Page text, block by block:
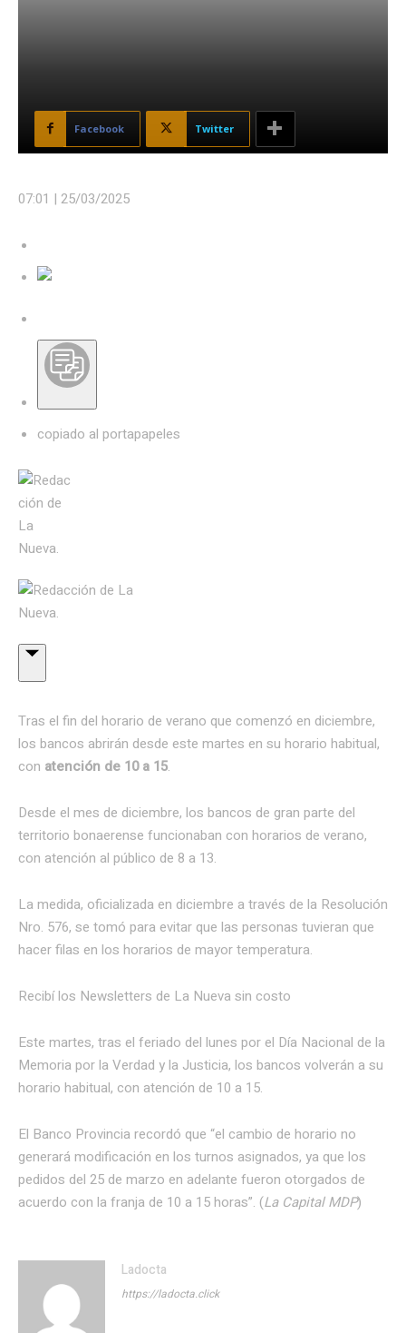
Facebook Twitter
07:01 | 25/03/2025
copiado al portapapeles
Tras el fin del horario de verano que comenzó en diciembre,
los bancos abrirán desde este martes en su horario habitual,
con atención de 10 a 15.
Desde el mes de diciembre, los bancos de gran parte del
territorio bonaerense funcionaban con horarios de verano,
con atención al público de 8 a 13.
La medida, oficializada en diciembre a través de la Resolución
Nro. 576, se tomó para evitar que las personas tuvieran que
hacer filas en los horarios de mayor temperatura.
Recibí los Newsletters de La Nueva sin costo
Este martes, tras el feriado del lunes por el Día Nacional de la
Memoria por la Verdad y la Justicia, los bancos volverán a su
horario habitual, con atención de 10 a 15.
El Banco Provincia recordó que “el cambio de horario no
generará modificación en los turnos asignados, ya que los
pedidos del 25 de marzo en adelante fueron otorgados de
acuerdo con la franja de 10 a 15 horas”. (La Capital MDP)
Ladocta
https://ladocta.click